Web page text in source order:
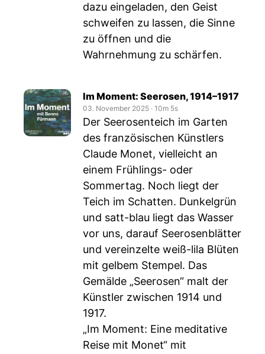
dazu eingeladen, den Geist
schweifen zu lassen, die Sinne
zu öffnen und die
Wahrnehmung zu schärfen.
Im Moment: Seerosen, 1914–1917
03. November 2025 ‧ 10m 5s
Der Seerosenteich im Garten
des französischen Künstlers
Claude Monet, vielleicht an
einem Frühlings- oder
Sommertag. Noch liegt der
Teich im Schatten. Dunkelgrün
und satt-blau liegt das Wasser
vor uns, darauf Seerosenblätter
und vereinzelte weiß-lila Blüten
mit gelbem Stempel. Das
Gemälde „Seerosen“ malt der
Künstler zwischen 1914 und
1917.
„Im Moment: Eine meditative
Reise mit Monet“ mit